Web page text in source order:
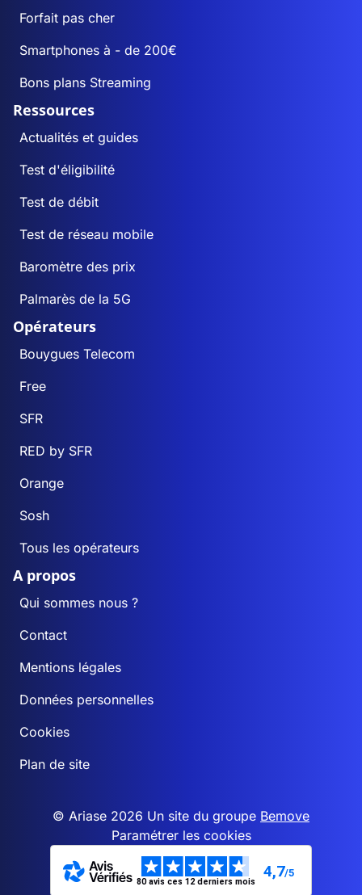
Forfait pas cher
Smartphones à - de 200€
Bons plans Streaming
Ressources
Actualités et guides
Test d'éligibilité
Test de débit
Test de réseau mobile
Baromètre des prix
Palmarès de la 5G
Opérateurs
Bouygues Telecom
Free
SFR
RED by SFR
Orange
Sosh
Tous les opérateurs
A propos
Qui sommes nous ?
Contact
Mentions légales
Données personnelles
Cookies
Plan de site
© Ariase 2026 Un site du groupe Bemove
Paramétrer les cookies
80 avis ces 12 derniers mois
4,7/5